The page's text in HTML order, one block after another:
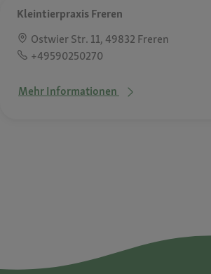
Kleintierpraxis Freren
Ostwier Str. 11, 49832 Freren
+49590250270
Mehr Informationen